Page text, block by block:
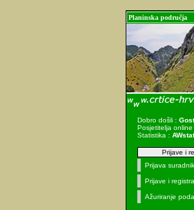
Planinska područja
Dobro došli : Gost
Posjetitelja online
Statistika :
Prijave i
Prijava
Prijave i
Ažuriranje